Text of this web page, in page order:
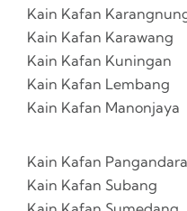
Kain Kafan
Kain Kafan Karawang
Kain Kafan Kuningan
Kain Kafan Lembang
Kain Kafan Manonjaya
Kain Kafan
Kain Kafan Subang